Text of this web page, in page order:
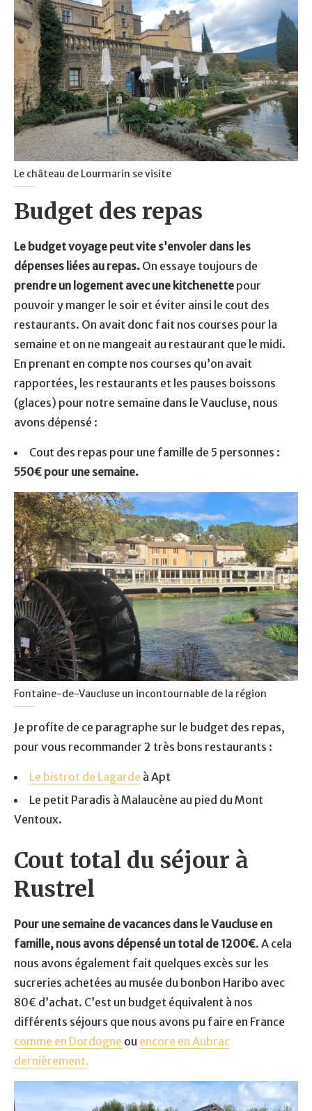
Le château de Lourmarin se visite
Budget des repas
Le budget voyage peut vite s’envoler dans les
dépenses liées au repas. On essaye toujours de
prendre un logement avec une kitchenette pour
pouvoir y manger le soir et éviter ainsi le cout des
restaurants. On avait donc fait nos courses pour la
semaine et on ne mangeait au restaurant que le midi.
En prenant en compte nos courses qu’on avait
rapportées, les restaurants et les pauses boissons
(glaces) pour notre semaine dans le Vaucluse, nous
avons dépensé :
Cout des repas pour une famille de 5 personnes :
550€ pour une semaine.
Fontaine-de-Vaucluse un incontournable de la région
Je profite de ce paragraphe sur le budget des repas,
pour vous recommander 2 très bons restaurants :
Le bistrot de Lagarde à Apt
Le petit Paradis à Malaucène au pied du Mont
Ventoux.
Cout total du séjour à
Rustrel
Pour une semaine de vacances dans le Vaucluse en
famille, nous avons dépensé un total de 1200€. A cela
nous avons également fait quelques excès sur les
sucreries achetées au musée du bonbon Haribo avec
80€ d’achat. C’est un budget équivalent à nos
différents séjours que nous avons pu faire en France
comme en Dordogne ou encore en Aubrac
dernièrement.